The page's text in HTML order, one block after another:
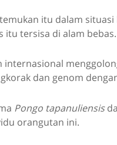
itu dalam
itu tersisa di alam bebas.
internasional
dan genom
Pongo tapanuliensis
orangutan ini.